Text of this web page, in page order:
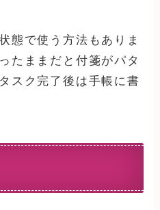
態で使う方法もありま
たままだと付箋がパタ
スク完了後は手帳に書